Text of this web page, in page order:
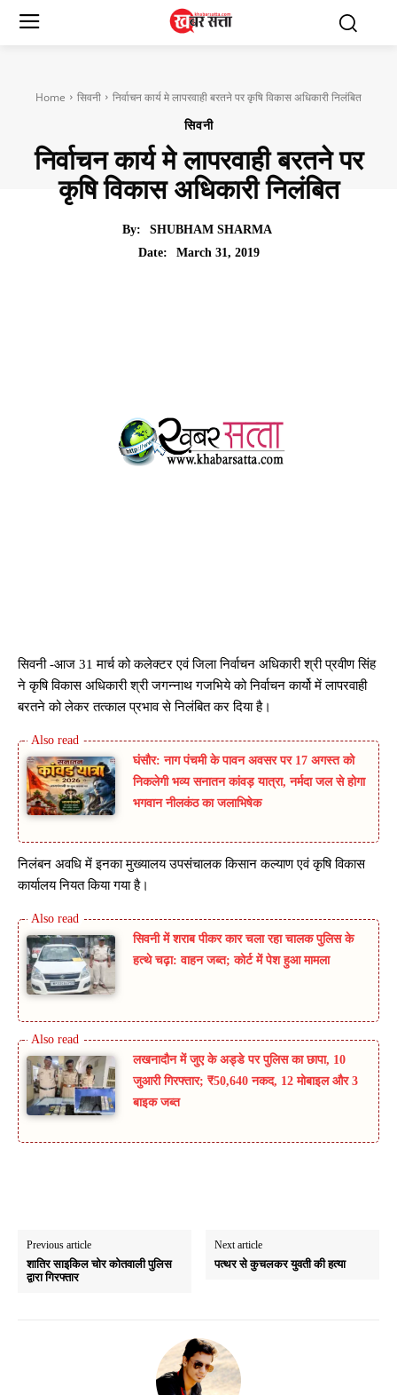
Home सिवनी निर्वाचन कार्य मे लापरवाही बरतने पर कृषि विकास अधिकारी निलंबित
सिवनी
निर्वाचन कार्य मे लापरवाही बरतने पर
कृषि विकास अधिकारी निलंबित
By:
SHUBHAM SHARMA
Date:
March 31, 2019
सिवनी -आज 31 मार्च को कलेक्टर एवं जिला निर्वाचन अधिकारी श्री प्रवीण सिंह
ने कृषि विकास अधिकारी श्री जगन्नाथ गजभिये को निर्वाचन कार्यो में लापरवाही
बरतने को लेकर तत्काल प्रभाव से निलंबित कर दिया है।
घंसौर: नाग पंचमी के पावन अवसर पर 17 अगस्त को
निकलेगी भव्य सनातन कांवड़ यात्रा, नर्मदा जल से होगा
भगवान नीलकंठ का जलाभिषेक
निलंबन अवधि में इनका मुख्यालय उपसंचालक किसान कल्याण एवं कृषि विकास
कार्यालय नियत किया गया है।
सिवनी में शराब पीकर कार चला रहा चालक पुलिस के
हत्थे चढ़ा: वाहन जब्त; कोर्ट में पेश हुआ मामला
लखनादौन में जुए के अड्डे पर पुलिस का छापा, 10
जुआरी गिरफ्तार; ₹50,640 नकद, 12 मोबाइल और 3
बाइक जब्त
Previous article
शातिर साइकिल चोर कोतवाली पुलिस
द्वारा गिरफ्तार
Next article
पत्थर से कुचलकर युवती की हत्या